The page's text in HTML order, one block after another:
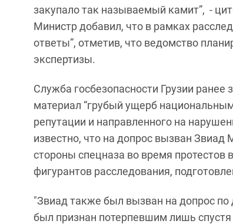
закупало так называемый камит”, -
Министр добавил, что в рамках
ответы”, отметив, что ведомство
экспертизы.
Служба госбезопасности Грузии ранее
материал “грубый ущерб
репутации и направленного на
известно, что на допрос вызван
стороны спецназа во время протестов
фигурантов расследования,
"Звиад также был вызван на допрос
был признан потерпевшим лишь